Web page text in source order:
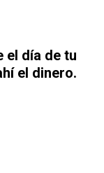
el día de tu
el dinero.